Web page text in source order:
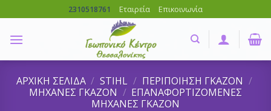
to
content
2310518761 Εταιρεία Επικοινωνία
ΑΡΧΙΚΗ ΣΕΛΙΔΑ / STIHL / ΠΕΡΙΠΟΙΗΣΗ ΓΚΑΖΟΝ /
ΜΗΧΑΝΕΣ ΓΚΑΖΟΝ / ΕΠΑΝΑΦΟΡΤΙΖΟΜΕΝΕΣ
ΜΗΧΑΝΕΣ ΓΚΑΖΟΝ